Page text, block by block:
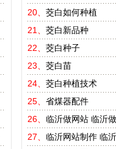
20、 茭白如何种植
21、 茭白新品种
22、 茭白种子
23、 茭白苗
24、 茭白种植技术
25、 省煤器配件
26、 临沂做网站 临沂
27、 临沂网站制作 临